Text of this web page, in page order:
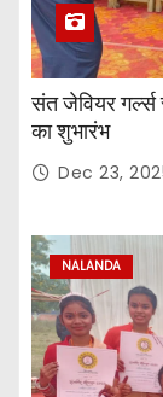
संत जेवियर
का शुभारंभ
Dec 23,
NALANDA